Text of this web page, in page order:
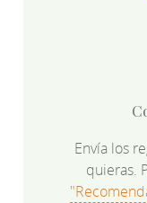
Envía los
quieras.